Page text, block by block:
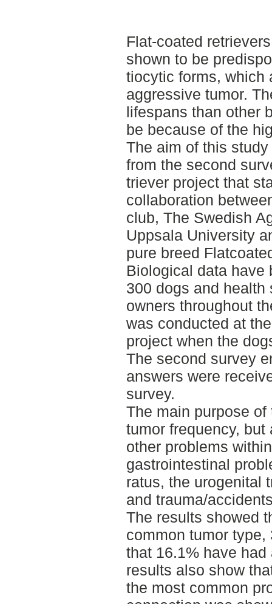
Flat-coated
shown to be
tiocytic forms, which
aggressive tumor.
lifespans than other
be because of the
The aim of this
from the second
triever project that
collaboration
club, The Swedish
Uppsala University
pure breed
Biological data have
300 dogs and health
owners throughout
was conducted at
project when the
The second survey
answers were
survey.
The main purpose
tumor frequency,
other problems
gastrointestinal
ratus, the urogenital
and trauma/
The results showed
common tumor
that 16.1% have
results also show
the most common